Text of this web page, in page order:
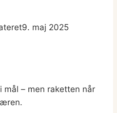
9. maj 2025
– men raketten når